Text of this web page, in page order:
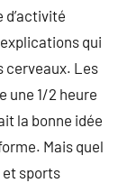
d’activité
qui
cerveaux. Les
une 1/2 heure
la bonne idée
Mais quel
et sports